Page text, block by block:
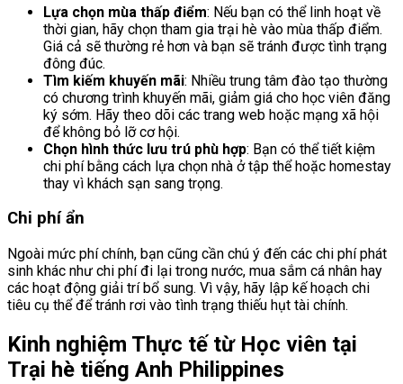
Lựa chọn mùa thấp điểm: Nếu bạn có thể linh hoạt về
thời gian, hãy chọn tham gia trại hè vào mùa thấp điểm.
Giá cả sẽ thường rẻ hơn và bạn sẽ tránh được tình trạng
đông đúc.
Tìm kiếm khuyến mãi: Nhiều trung tâm đào tạo thường
có chương trình khuyến mãi, giảm giá cho học viên đăng
ký sớm. Hãy theo dõi các trang web hoặc mạng xã hội
để không bỏ lỡ cơ hội.
Chọn hình thức lưu trú phù hợp: Bạn có thể tiết kiệm
chi phí bằng cách lựa chọn nhà ở tập thể hoặc homestay
thay vì khách sạn sang trọng.
Chi phí ẩn
Ngoài mức phí chính, bạn cũng cần chú ý đến các chi phí phát
sinh khác như chi phí đi lại trong nước, mua sắm cá nhân hay
các hoạt động giải trí bổ sung. Vì vậy, hãy lập kế hoạch chi
tiêu cụ thể để tránh rơi vào tình trạng thiếu hụt tài chính.
Kinh nghiệm Thực tế từ Học viên tại
Trại hè tiếng Anh Philippines